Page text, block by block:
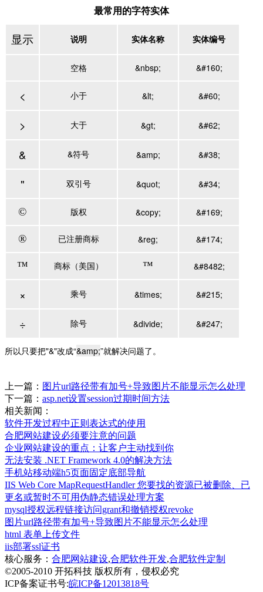
最常用的字符实体
显示 说明 实体名称 实体编号
空格 &nbsp; &#160;
< 小于 &lt; &#60;
> 大于 &gt; &#62;
& &符号 &amp; &#38;
" 双引号 &quot; &#34;
© 版权 &copy; &#169;
® 已注册商标 &reg; &#174;
™ 商标（美国） ™ &#8482;
× 乘号 &times; &#215;
÷ 除号 &divide; &#247;
所以只要把"&"改成“&amp;”就解决问题了。
上一篇： 图片url路径带有加号+导致图片不能显示怎么处理
下一篇： asp.net设置session过期时间方法
相关新闻：
软件开发过程中正则表达式的使用
合肥网站建设必须要注意的问题
企业网站建设的重点：让客户主动找到你
无法安装 .NET Framework 4.0的解决方法
手机站移动端h5页面固定底部导航
IIS Web Core MapRequestHandler 您要找的资源已被删除、已
更名或暂时不可用伪静态错误处理方案
mysql授权远程链接访问grant和撤销授权revoke
图片url路径带有加号+导致图片不能显示怎么处理
html 表单上传文件
iis部署ssl证书
核心服务： 合肥网站建设,合肥软件开发,合肥软件定制
©2005-2010 开拓科技 版权所有，侵权必究
ICP备案证书号:皖ICP备12013818号